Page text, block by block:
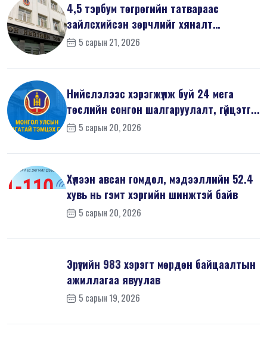
4,5 тэрбум төгрөгийн татвараас
зайлсхийсэн зөрчлийг хяналт
шалгалтаар ...
5 сарын 21, 2026
Нийслэлээс хэрэгжүүлж буй 24 мега
төслийн сонгон шалгаруулалт, гүйцэтг...
5 сарын 20, 2026
Хүлээн авсан гомдол, мэдээллийн 52.4
хувь нь гэмт хэргийн шинжтэй байв
5 сарын 20, 2026
Эрүүгийн 983 хэрэгт мөрдөн байцаалтын
ажиллагаа явуулав
5 сарын 19, 2026